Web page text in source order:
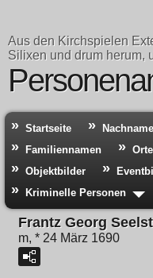
Aus den Kirchspielen
Silixen und drum herum,
Startseite
Familiennamen
Orte
Objektbilder
Kriminelle Personen
Frantz Georg
m, * 24 März 1690